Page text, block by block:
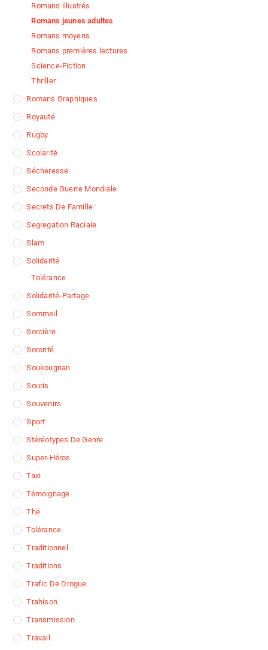
Romans illustrés
Romans jeunes adultes
Romans moyens
Romans premières lectures
Science-Fiction
Thriller
Romans Graphiques
Royauté
Rugby
Scolarité
Sécheresse
Seconde Guerre Mondiale
Secrets De Famille
Segregation Raciale
Slam
Solidarité
Tolérance
Solidarité-Partage
Sommeil
Sorcière
Sororité
Soukougnan
Souris
Souvenirs
Sport
Stéréotypes De Genre
Super-Héros
Taxi
Témoignage
Thé
Tolérance
Traditionnel
Traditions
Trafic De Drogue
Trahison
Transmission
Travail